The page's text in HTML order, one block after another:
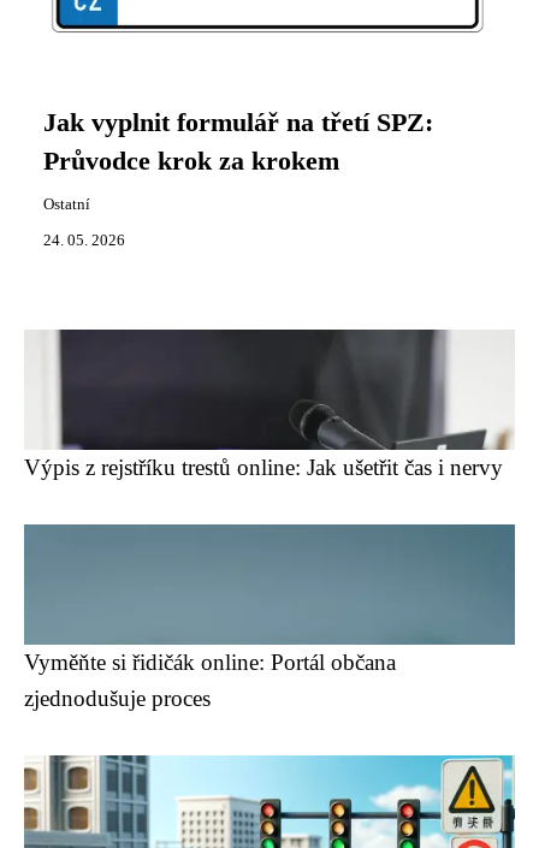
Jak vyplnit formulář na třetí SPZ:
Průvodce krok za krokem
Ostatní
24. 05. 2026
Výpis z rejstříku trestů online: Jak ušetřit čas i nervy
Vyměňte si řidičák online: Portál občana
zjednodušuje proces